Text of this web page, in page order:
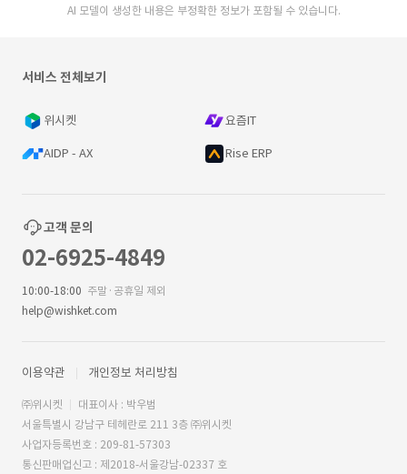
AI 모델이 생성한 내용은 부정확한 정보가 포함될 수 있습니다.
서비스 전체보기
위시켓 요즘IT
AIDP - AX Rise ERP
고객 문의
02-6925-4849
10:00-18:00 주말·공휴일 제외
help@wishket.com
이용약관 개인정보 처리방침
㈜위시켓
대표이사 : 박우범
서울특별시 강남구 테헤란로 211 3층 ㈜위시켓
사업자등록번호 : 209-81-57303
통신판매업신고 : 제2018-서울강남-02337 호